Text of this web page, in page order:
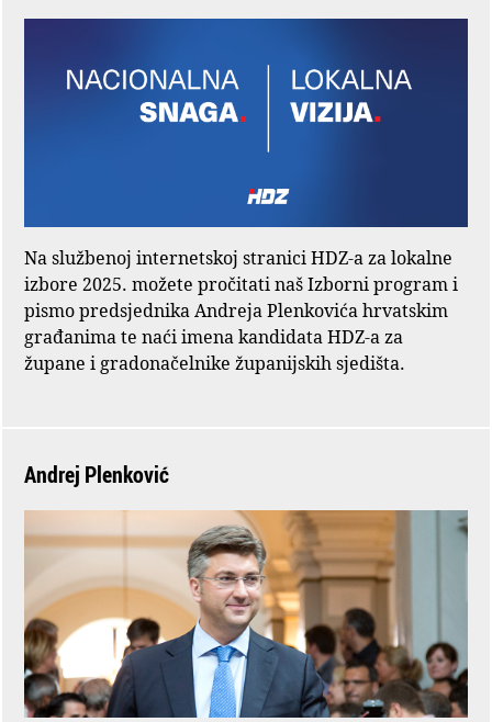
Na službenoj internetskoj stranici HDZ-a za lokalne
izbore 2025. možete pročitati naš Izborni program i
pismo predsjednika Andreja Plenkovića hrvatskim
građanima te naći imena kandidata HDZ-a za
župane i gradonačelnike županijskih sjedišta.
Andrej Plenković